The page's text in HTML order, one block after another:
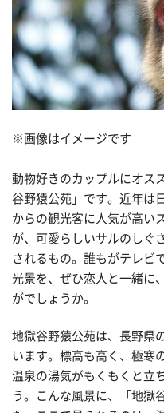
※画像はイメージです
動物好きのカップルにオス
谷野猿公苑」です。近年は
からの観光客に人気が高い
が、可愛らしいサルのしぐ
されるもの。誰もがテレビ
光景を、ぜひ恋人と一緒に
がでしょうか。
地獄谷野猿公苑は、長野県
います。標高も高く、極寒
温泉の湯気がもくもくと立
う。こんな風景に、「地獄